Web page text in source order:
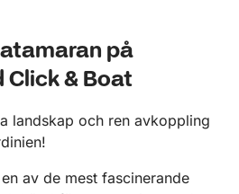
på
Click & Boat
landskap och ren avkoppling
av de mest fascinerande